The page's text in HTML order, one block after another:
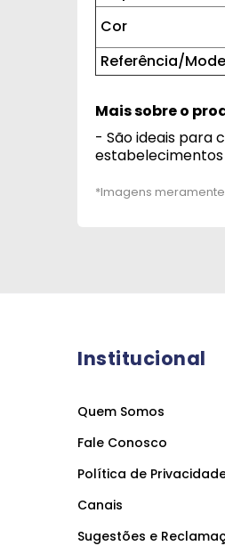
Cor
Referência/
Mais sobre o
- São ideais para
estabelecimentos
Institucional
Quem Somos
Fale Conosco
Política de
Canais
Sugestões e